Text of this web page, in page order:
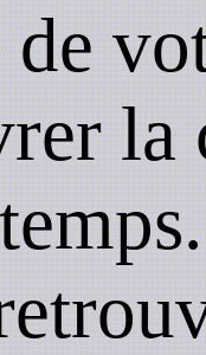
de
la